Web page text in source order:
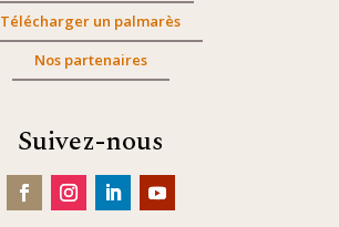
Télécharger un palmarès
Nos partenaires
Suivez-nous